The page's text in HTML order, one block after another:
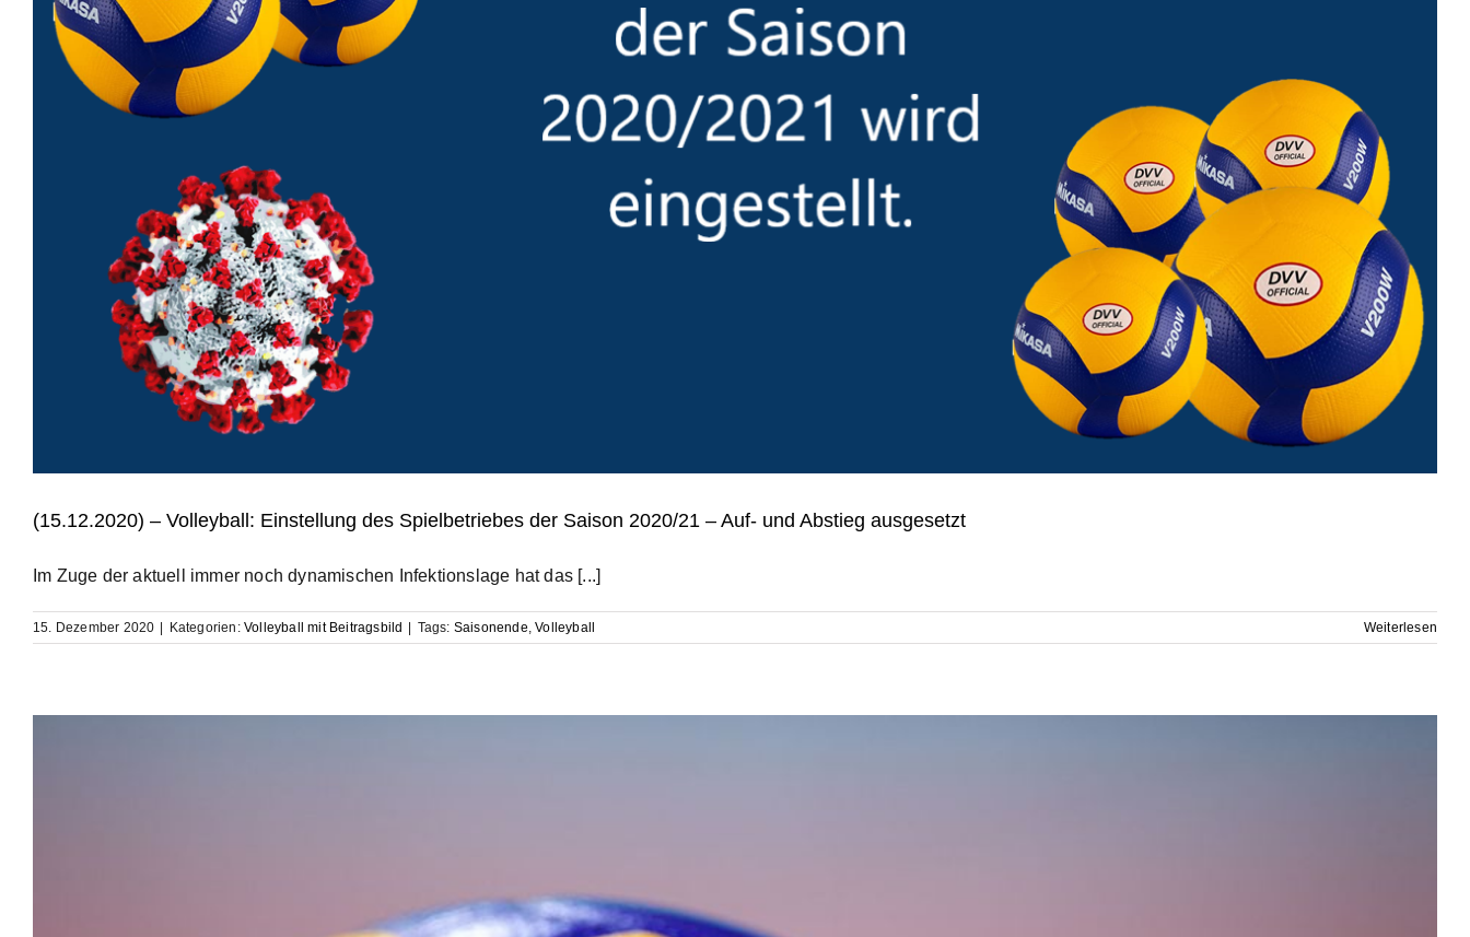
(15.12.2020) – Volleyball: Einstellung des Spielbetriebes der Saison 2020/21 – Auf- und Abstieg ausgesetzt
Im Zuge der aktuell immer noch dynamischen Infektionslage hat das [...]
15. Dezember 2020 | Kategorien:Volleyball mit Beitragsbild | Tags: Saisonende ,Volleyball Weiterlesen